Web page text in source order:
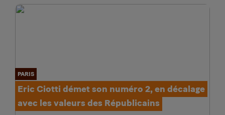
PARIS
Eric Ciotti démet son numéro 2, en décalage
avec les valeurs des Républicains